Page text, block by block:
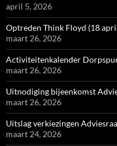
april 5, 2026
Optreden Think Floyd (18
maart 26, 2026
Activiteitenkalender
maart 26, 2026
Uitnodiging bijeenkomst
maart 26, 2026
Uitslag verkiezingen
maart 24, 2026